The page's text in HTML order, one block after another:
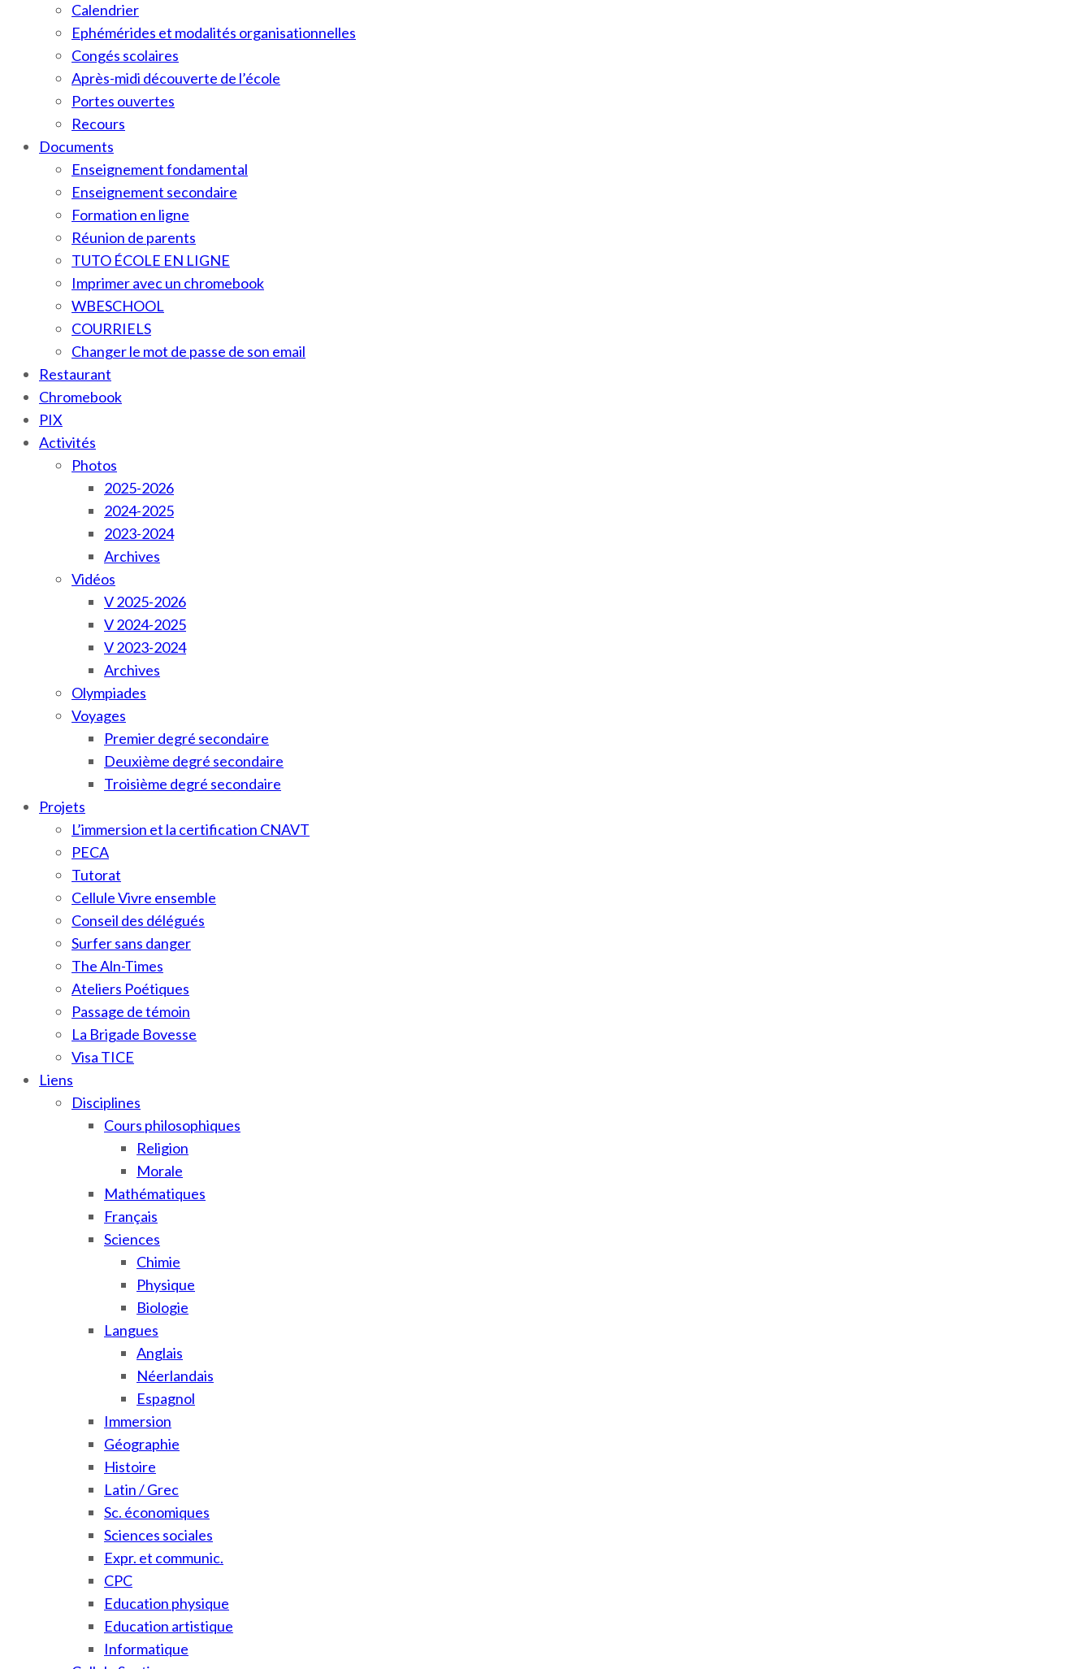
Calendrier
Ephémérides et modalités organisationnelles
Congés scolaires
Après-midi découverte de l’école
Portes ouvertes
Recours
Documents
Enseignement fondamental
Enseignement secondaire
Formation en ligne
Réunion de parents
TUTO ÉCOLE EN LIGNE
Imprimer avec un chromebook
WBESCHOOL
COURRIELS
Changer le mot de passe de son email
Restaurant
Chromebook
PIX
Activités
Photos
2025-2026
2024-2025
2023-2024
Archives
Vidéos
V 2025-2026
V 2024-2025
V 2023-2024
Archives
Olympiades
Voyages
Premier degré secondaire
Deuxième degré secondaire
Troisième degré secondaire
Projets
L’immersion et la certification CNAVT
PECA
Tutorat
Cellule Vivre ensemble
Conseil des délégués
Surfer sans danger
The Aln-Times
Ateliers Poétiques
Passage de témoin
La Brigade Bovesse
Visa TICE
Liens
Disciplines
Cours philosophiques
Religion
Morale
Mathématiques
Français
Sciences
Chimie
Physique
Biologie
Langues
Anglais
Néerlandais
Espagnol
Immersion
Géographie
Histoire
Latin / Grec
Sc. économiques
Sciences sociales
Expr. et communic.
CPC
Education physique
Education artistique
Informatique